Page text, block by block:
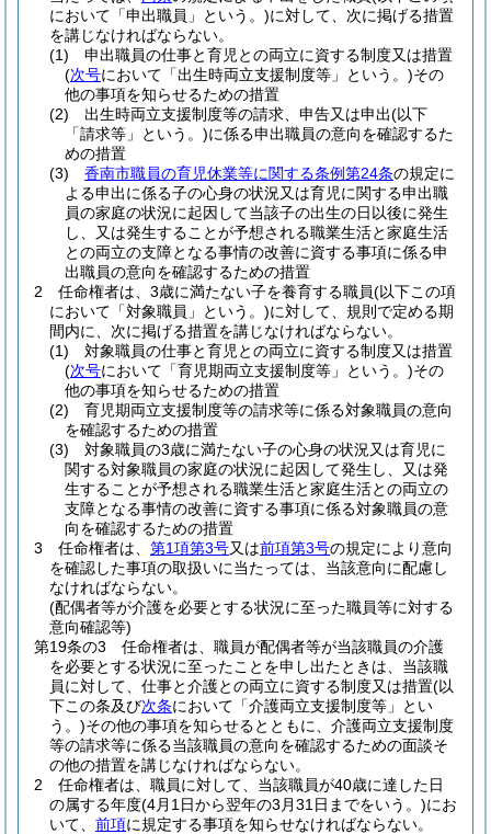
において「申出職員」という。)に対して、次に掲げる措置
を講じなければならない。
(1)
申出職員の仕事と育児との両立に資する制度又は措置
(次号において「出生時両立支援制度等」という。)その
他の事項を知らせるための措置
(2)
出生時両立支援制度等の請求、申告又は申出(以下
「請求等」という。)に係る申出職員の意向を確認するた
めの措置
(3)
香南市職員の育児休業等に関する条例第24条の規定に
よる申出に係る子の心身の状況又は育児に関する申出職
員の家庭の状況に起因して当該子の出生の日以後に発生
し、又は発生することが予想される職業生活と家庭生活
との両立の支障となる事情の改善に資する事項に係る申
出職員の意向を確認するための措置
2
任命権者は、3歳に満たない子を養育する職員(以下この項
において「対象職員」という。)に対して、規則で定める期
間内に、次に掲げる措置を講じなければならない。
(1)
対象職員の仕事と育児との両立に資する制度又は措置
(次号において「育児期両立支援制度等」という。)その
他の事項を知らせるための措置
(2)
育児期両立支援制度等の請求等に係る対象職員の意向
を確認するための措置
(3)
対象職員の3歳に満たない子の心身の状況又は育児に
関する対象職員の家庭の状況に起因して発生し、又は発
生することが予想される職業生活と家庭生活との両立の
支障となる事情の改善に資する事項に係る対象職員の意
向を確認するための措置
3
任命権者は、 第1項第3号又は前項第3号の規定により意向
を確認した事項の取扱いに当たっては、当該意向に配慮し
なければならない。
(配偶者等が介護を必要とする状況に至った職員等に対する
意向確認等)
第19条の3
任命権者は、職員が配偶者等が当該職員の介護
を必要とする状況に至ったことを申し出たときは、当該職
員に対して、仕事と介護との両立に資する制度又は措置(以
下この条及び次条において「介護両立支援制度等」とい
う。)その他の事項を知らせるとともに、介護両立支援制度
等の請求等に係る当該職員の意向を確認するための面談そ
の他の措置を講じなければならない。
2
任命権者は、職員に対して、当該職員が40歳に達した日
の属する年度(4月1日から翌年の3月31日までをいう。)にお
いて、 前項に規定する事項を知らせなければならない。